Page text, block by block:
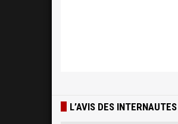
L’AVIS DES INTERNAUTES